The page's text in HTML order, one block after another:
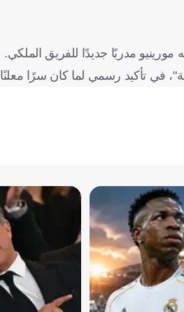
مدربًا جديدًا للفريق الملكي.
تأكيد رسمي لما كان سرًا معلنًا